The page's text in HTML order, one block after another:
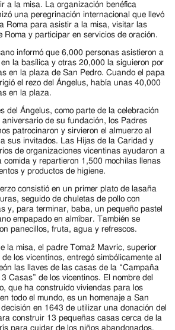
a la misa. La organización benéfica
una peregrinación internacional que llevó
Roma para asistir a la misa, visitar las
Roma y participar en servicios de oración.
informó que 6,000 personas asistieron a
en la basílica y otras 20,000 la siguieron por
en la plaza de San Pedro. Cuando el papa
el rezo del Ángelus, había unas 40,000
en la plaza.
del Ángelus, como parte de la celebración
aniversario de su fundación, los Padres
patrocinaron y sirvieron el almuerzo al
sus invitados. Las Hijas de la Caridad y
de organizaciones vicentinas ayudaron a
comida y repartieron 1,500 mochilas llenas
y productos de higiene.
consistió en un primer plato de lasaña
seguido de chuletas de pollo con
y, para terminar, baba, un pequeño pastel
empapado en almíbar. También se
panecillos, fruta, agua y refrescos.
la misa, el padre Tomaž Mavric, superior
de los vicentinos, entregó simbólicamente al
las llaves de las casas de la “Campaña
Casas” de los vicentinos. El nombre del
que ha construido viviendas para los
todo el mundo, es un homenaje a San
en 1643 de utilizar una donación del
construir 13 pequeñas casas cerca de la
para cuidar de los niños abandonados.